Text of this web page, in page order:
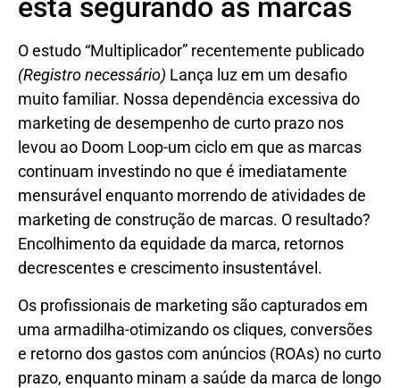
está segurando as marcas
O estudo “Multiplicador” recentemente publicado
(Registro necessário) Lança luz em um desafio
muito familiar. Nossa dependência excessiva do
marketing de desempenho de curto prazo nos
levou ao Doom Loop-um ciclo em que as marcas
continuam investindo no que é imediatamente
mensurável enquanto morrendo de atividades de
marketing de construção de marcas. O resultado?
Encolhimento da equidade da marca, retornos
decrescentes e crescimento insustentável.
Os profissionais de marketing são capturados em
uma armadilha-otimizando os cliques, conversões
e retorno dos gastos com anúncios (ROAs) no curto
prazo, enquanto minam a saúde da marca de longo